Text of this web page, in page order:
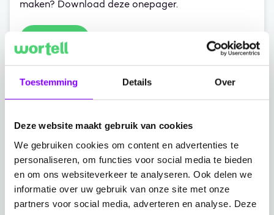
Toestemming Details Over
Deze website maakt gebruik van cookies
We gebruiken cookies om content en advertenties te
personaliseren, om functies voor social media te bieden
en om ons websiteverkeer te analyseren. Ook delen we
informatie over uw gebruik van onze site met onze
partners voor social media, adverteren en analyse. Deze
maken? Download deze onepager.
Download
Download onepager
Tijdelijke actie: IQ Pilot
Wil je snel aan de slag met IQ? Dan hebben we nu
een unieke actie waarin je IQ als pilot kunt starten.
Benieuwd naar deze pilot? Download dan deze
overzichtelijke onepager.